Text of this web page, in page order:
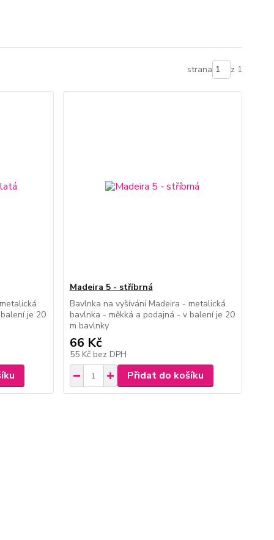
strana z 1
je 20
Madeira 5 - stříbrná
Bavlnka na vyšívání Madeira - metalická
bavlnka - měkká a podajná - v balení je 20
m bavlnky
66 Kč
55 Kč bez DPH
Přidat do košíku